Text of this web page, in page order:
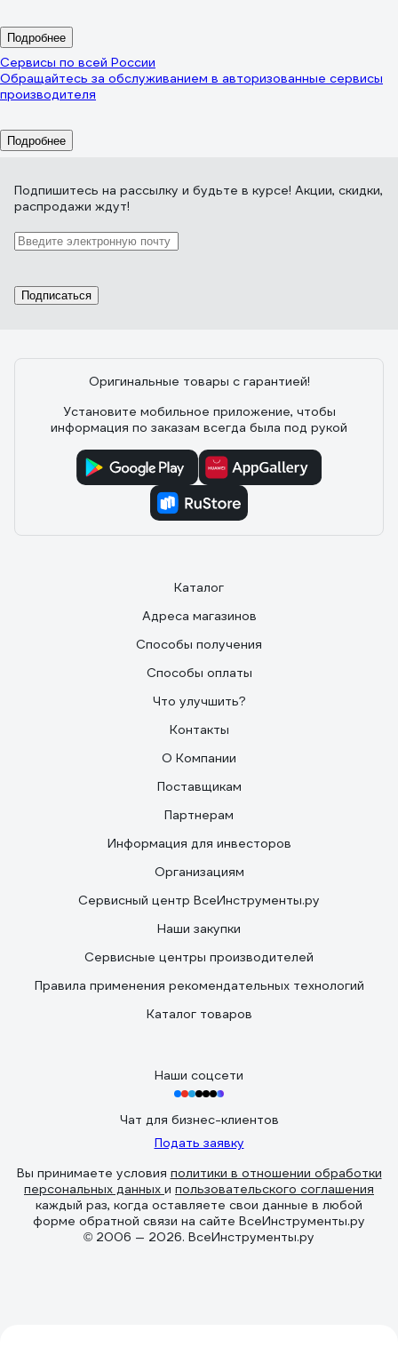
Подробнее
Сервисы по всей России
Обращайтесь за обслуживанием в авторизованные сервисы
производителя
Подробнее
Подпишитесь на рассылку и будьте в курсе! Акции, скидки,
распродажи ждут!
Подписаться
Оригинальные товары с гарантией!
Установите мобильное приложение, чтобы
информация по заказам всегда была под рукой
Каталог
Адреса магазинов
Способы получения
Способы оплаты
Что улучшить?
Контакты
О Компании
Поставщикам
Партнерам
Информация для инвесторов
Организациям
Сервисный центр ВсеИнструменты.ру
Наши закупки
Сервисные центры производителей
Правила применения рекомендательных технологий
Каталог товаров
Наши соцсети
Чат для бизнес-клиентов
Подать заявку
Вы принимаете условия политики в отношении обработки
персональных данных и пользовательского соглашения
каждый раз, когда оставляете свои данные в любой
форме обратной связи на сайте ВсеИнструменты.ру
© 2006 — 2026. ВсеИнструменты.ру